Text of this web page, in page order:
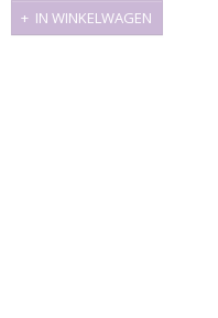
IN WINKELWAGEN